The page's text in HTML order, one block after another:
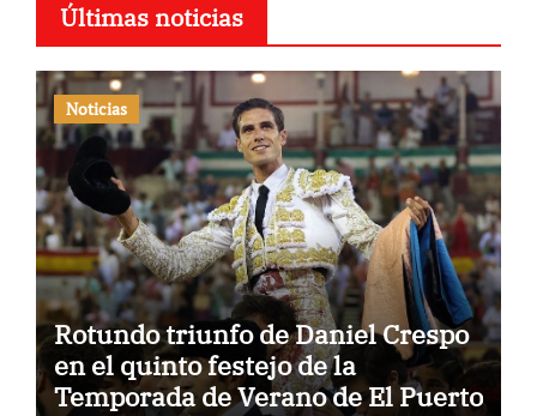
Últimas noticias
Noticias
Rotundo triunfo de Daniel Crespo
en el quinto festejo de la
Temporada de Verano de El Puerto